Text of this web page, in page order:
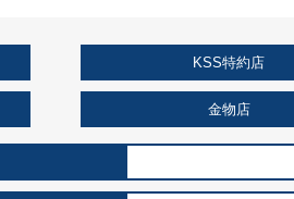
KSS特約店
金物店